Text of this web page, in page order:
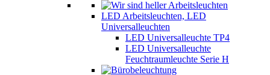
LED Arbeitsleuchten, LED
Universalleuchten
LED Universalleuchte TP4
LED Universalleuchte
Feuchtraumleuchte Serie H